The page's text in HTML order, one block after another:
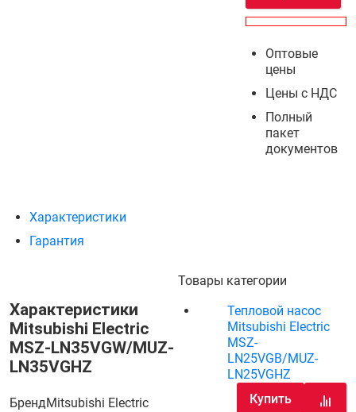
Оптовые
цены
Цены с НДС
Полный
пакет
документов
Характеристики
Гарантия
Характеристики
Mitsubishi Electric
MSZ-LN35VGW/MUZ-
LN35VGHZ
БрендMitsubishi Electric
Товары категории
Тепловой насос
Mitsubishi Electric
MSZ-
LN25VGB/MUZ-
LN25VGHZ
Купить